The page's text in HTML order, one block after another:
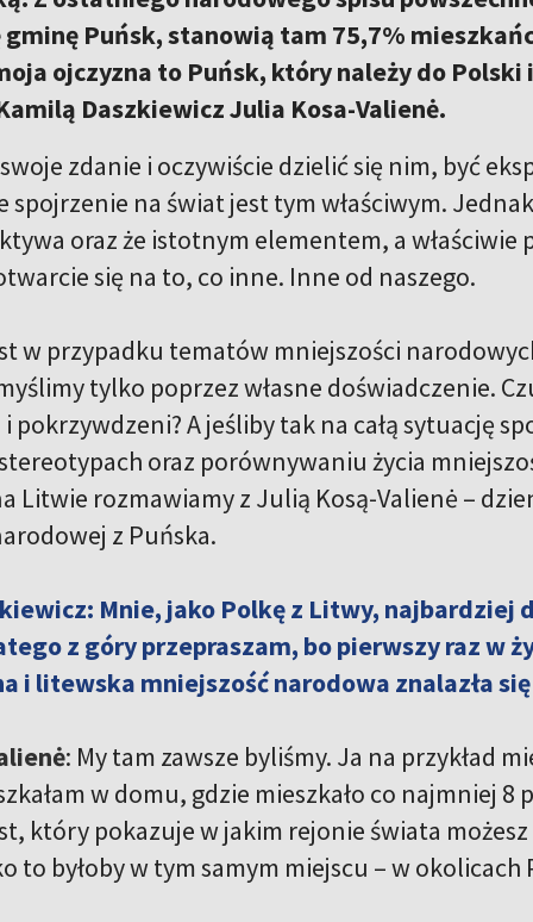
Puńsk, stanowią tam 75,7%
ojczyzna to Puńsk, który należy do
Daszkiewicz Julia Kosa-Valienė.
zdanie i oczywiście dzielić się nim, być
spojrzenie na świat jest tym właściwym.
oraz że istotnym elementem, a
się na to, co inne. Inne od naszego.
w przypadku tematów mniejszości
tylko poprzez własne doświadczenie.
pokrzywdzeni? A jeśliby tak na całą sytuację
oraz porównywaniu życia
Litwie rozmawiamy z Julią Kosą-Valienė –
z Puńska.
Mnie, jako Polkę z Litwy, najbardziej
z góry przepraszam, bo pierwszy raz w
i litewska mniejszość narodowa znalazła
: My tam zawsze byliśmy. Ja na przykład
w domu, gdzie mieszkało co najmniej
który pokazuje w jakim rejonie świata
to byłoby w tym samym miejscu – w okolicach